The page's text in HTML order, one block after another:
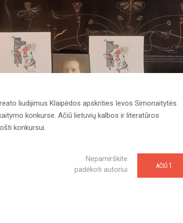
liudijimus Klaipėdos apskrities Ievos Simonaitytės
konkurse. Ačiū lietuvių kalbos ir literatūros
konkursui.
Nepamirškite
padėkoti autoriui
AČIŪ 1